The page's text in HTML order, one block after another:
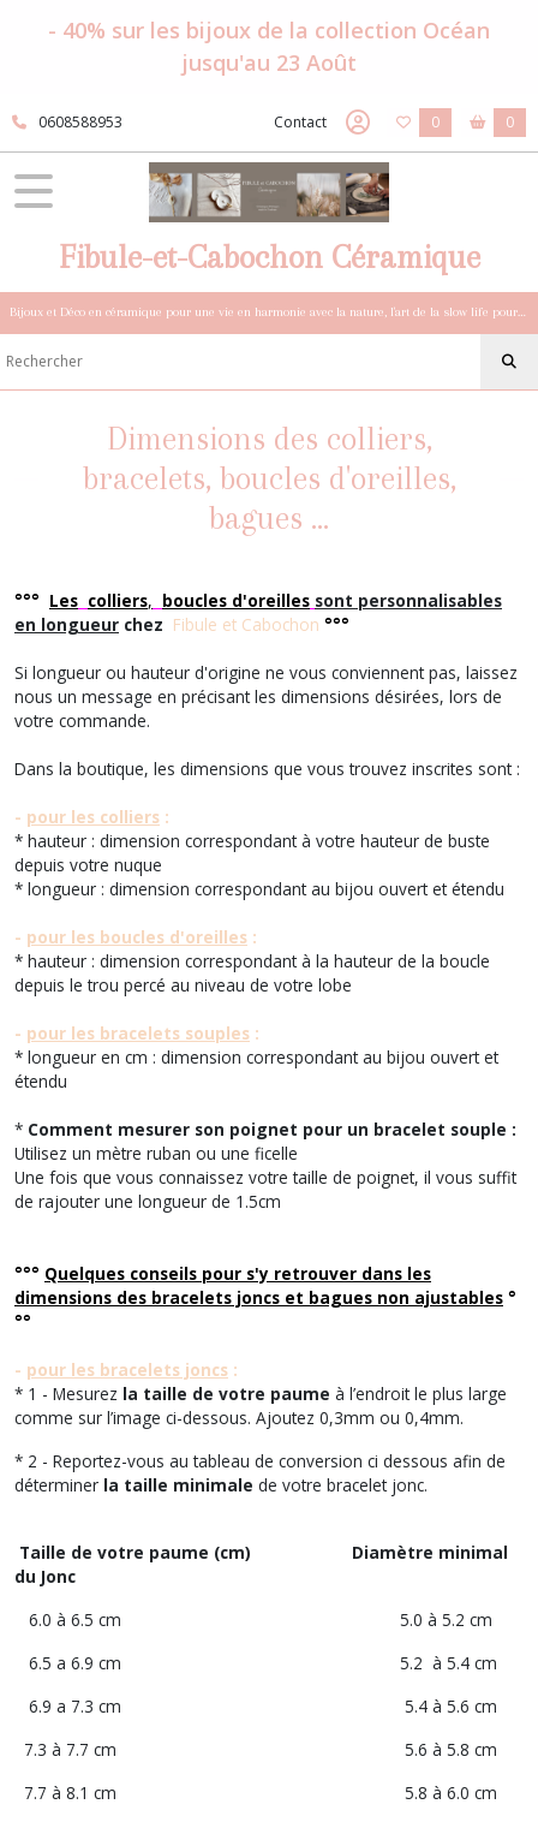
- 40% sur les bijoux de la collection Océan
jusqu'au 23 Août
0608588953 Contact 0 0
Fibule-et-Cabochon Céramique
Bijoux et Déco en céramique pour une vie en harmonie avec la nature, l'art de la slow life pour esprits sensibles et bohèmes.
Dimensions des colliers,
bracelets, boucles d'oreilles,
bagues ...
°°° Les colliers, boucles d'oreilles sont personnalisables
en longueur chez Fibule et Cabochon °°°
Si longueur ou hauteur d'origine ne vous conviennent pas, laissez
nous un message en précisant les dimensions désirées, lors de
votre commande.
Dans la boutique, les dimensions que vous trouvez inscrites sont :
- pour les colliers :
* hauteur : dimension correspondant à votre hauteur de buste
depuis votre nuque
* longueur : dimension correspondant au bijou ouvert et étendu
- pour les boucles d'oreilles :
* hauteur : dimension correspondant à la hauteur de la boucle
depuis le trou percé au niveau de votre lobe
- pour les bracelets souples :
* longueur en cm : dimension correspondant au bijou ouvert et
étendu
* Comment mesurer son poignet pour un bracelet souple :
Utilisez un mètre ruban ou une ficelle
Une fois que vous connaissez votre taille de poignet, il vous suffit
de rajouter une longueur de 1.5cm
°°° Quelques conseils pour s'y retrouver dans les
dimensions des bracelets joncs et bagues non ajustables °
°°
- pour les bracelets joncs :
* 1 - Mesurez la taille de votre paume à l’endroit le plus large
comme sur l’image ci-dessous. Ajoutez 0,3mm ou 0,4mm.
* 2 - Reportez-vous au tableau de conversion ci dessous afin de
déterminer la taille minimale de votre bracelet jonc.
Taille de votre paume (cm)
Diamètre minimal
du Jonc
6.0 à 6.5 cm 5.0 à 5.2 cm
6.5 a 6.9 cm 5.2 à 5.4 cm
6.9 a 7.3 cm 5.4 à 5.6 cm
7.3 à 7.7 cm 5.6 à 5.8 cm
7.7 à 8.1 cm 5.8 à 6.0 cm